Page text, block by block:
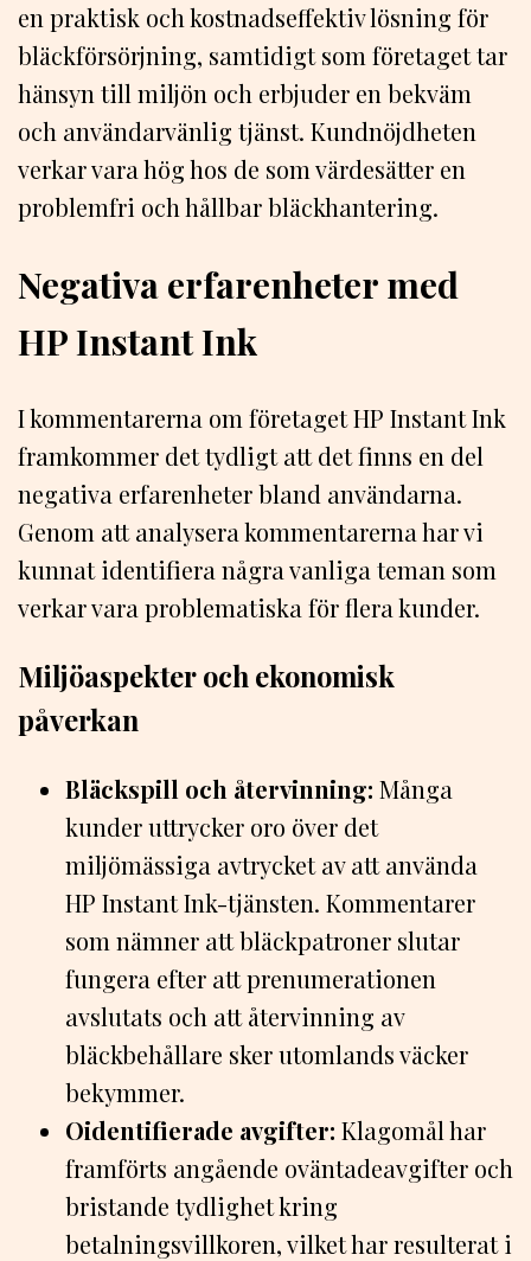
en praktisk och kostnadseffektiv lösning för
bläckförsörjning, samtidigt som företaget tar
hänsyn till miljön och erbjuder en bekväm
och användarvänlig tjänst. Kundnöjdheten
verkar vara hög hos de som värdesätter en
problemfri och hållbar bläckhantering.
Negativa erfarenheter med
HP Instant Ink
I kommentarerna om företaget HP Instant Ink
framkommer det tydligt att det finns en del
negativa erfarenheter bland användarna.
Genom att analysera kommentarerna har vi
kunnat identifiera några vanliga teman som
verkar vara problematiska för flera kunder.
Miljöaspekter och ekonomisk
påverkan
Bläckspill och återvinning: Många
kunder uttrycker oro över det
miljömässiga avtrycket av att använda
HP Instant Ink-tjänsten. Kommentarer
som nämner att bläckpatroner slutar
fungera efter att prenumerationen
avslutats och att återvinning av
bläckbehållare sker utomlands väcker
bekymmer.
Oidentifierade avgifter: Klagomål har
framförts angående oväntadeavgifter och
bristande tydlighet kring
betalningsvillkoren, vilket har resulterat i